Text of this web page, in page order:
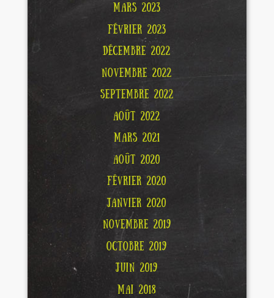
MARS 2023
FÉVRIER 2023
DÉCEMBRE 2022
NOVEMBRE 2022
SEPTEMBRE 2022
AOÛT 2022
MARS 2021
AOÛT 2020
FÉVRIER 2020
JANVIER 2020
NOVEMBRE 2019
OCTOBRE 2019
JUIN 2019
MAI 2018